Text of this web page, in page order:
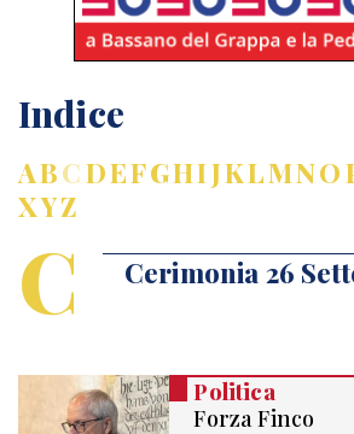
Indice
ABCDEFGHIJKLMNO
XYZ
C Cerimonia 26
Politica
Forza Finco